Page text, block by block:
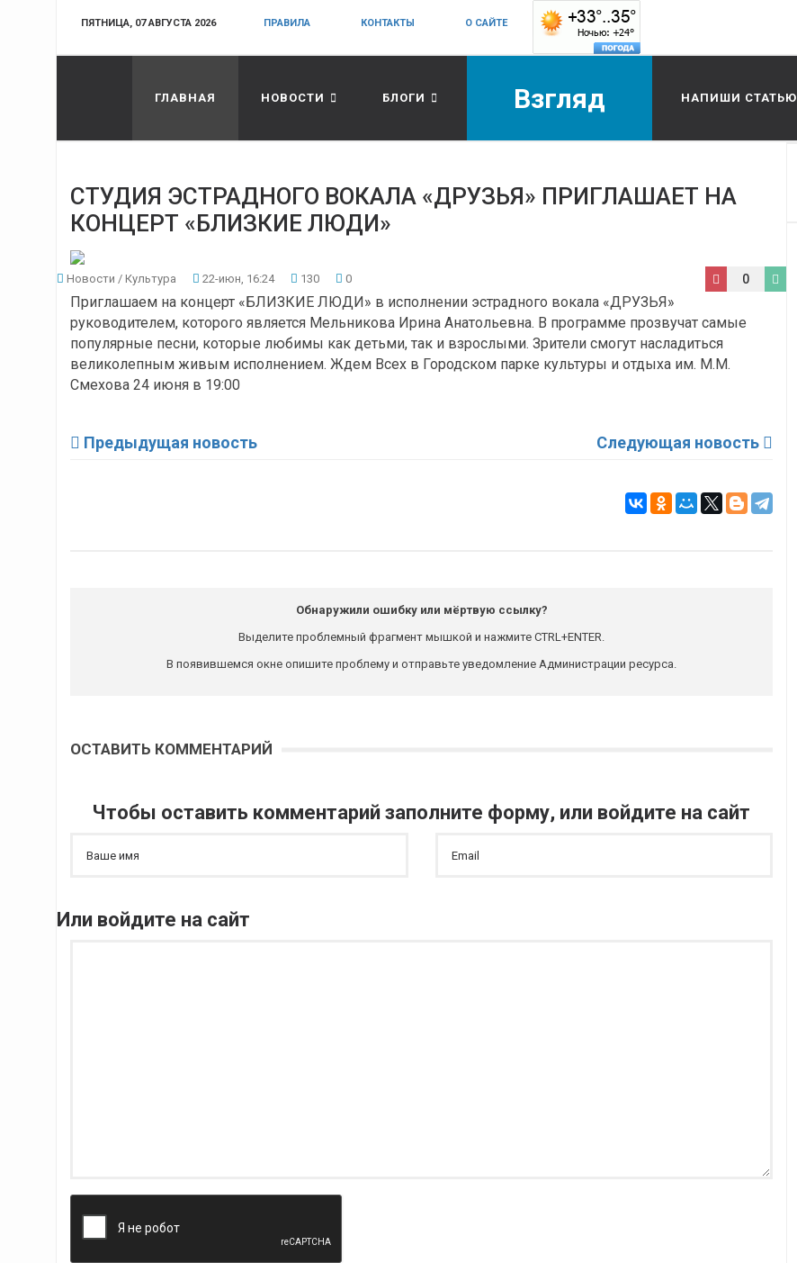
ПЯТНИЦА, 07 АВГУСТА 2026 ПРАВИЛА КОНТАКТЫ О САЙТЕ
ГЛАВНАЯ НОВОСТИ БЛОГИ Взгляд НАПИШИ СТАТЬЮ
СТУДИЯ ЭСТРАДНОГО ВОКАЛА «ДРУЗЬЯ» ПРИГЛАШАЕТ НА
КОНЦЕРТ «БЛИЗКИЕ ЛЮДИ»
Новости / Культура 22-июн, 16:24 130 0 0
Приглашаем на концерт «БЛИЗКИЕ ЛЮДИ» в исполнении эстрадного вокала «ДРУЗЬЯ»
руководителем, которого является Мельникова Ирина Анатольевна. В программе прозвучат самые
популярные песни, которые любимы как детьми, так и взрослыми. Зрители смогут насладиться
великолепным живым исполнением. Ждем Всех в Городском парке культуры и отдыха им. М.М.
Смехова 24 июня в 19:00
Предыдущая новость Следующая новость
Обнаружили ошибку или мёртвую ссылку?
Выделите проблемный фрагмент мышкой и нажмите CTRL+ENTER.
В появившемся окне опишите проблему и отправьте уведомление Администрации ресурса.
ОСТАВИТЬ КОММЕНТАРИЙ
Чтобы оставить комментарий заполните форму, или войдите на сайт
Или войдите на сайт